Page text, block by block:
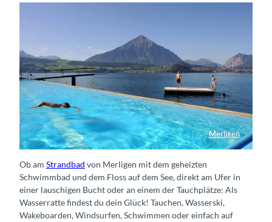
Merligen
Strandbad Merligen direkt am Thunersee
Ob am Strandbad von Merligen mit dem geheizten
Schwimmbad und dem Floss auf dem See, direkt am Ufer in
einer lauschigen Bucht oder an einem der Tauchplätze: Als
Wasserratte findest du dein Glück! Tauchen, Wasserski,
Wakeboarden, Windsurfen, Schwimmen oder einfach auf